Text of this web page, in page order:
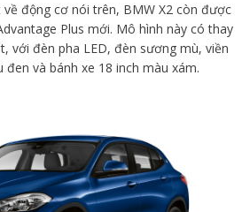
động cơ nói trên, BMW X2 còn được
Plus mới. Mô hình này có thay
với đèn pha LED, đèn sương mù, viền
và bánh xe 18 inch màu xám.